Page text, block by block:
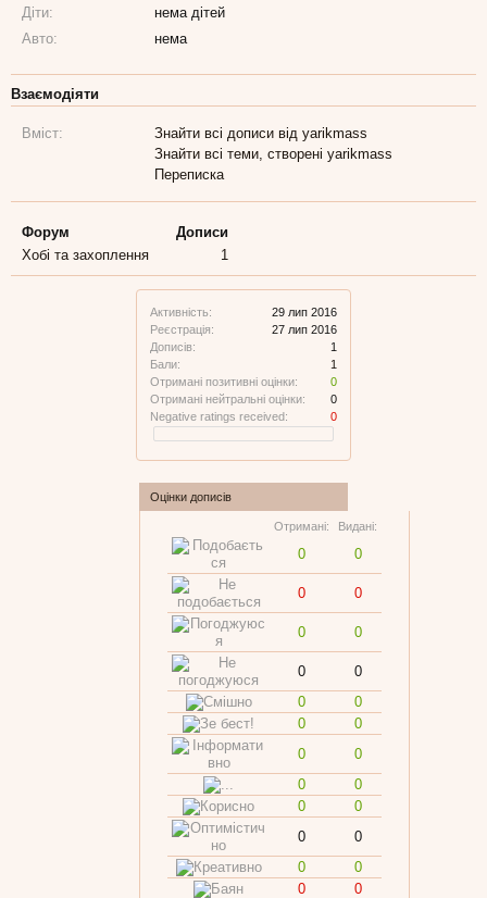
Активність:
29 лип 2016
Реєстрація:
27 лип 2016
Дописів:
1
Бали:
1
Отримані позитивні оцінки:
0
Отримані нейтральні оцінки:
0
Negative ratings received:
0
Оцінки дописів
Отримані: Видані:
0 0
0 0
0 0
0
0
0
0
0
0
0
0
0
0
0
0
0
0
0
0
0
0
Діти:
нема дітей
Авто:
нема
Взаємодіяти
Вміст:
Знайти всі дописи від yarikmass
Знайти всі теми, створені yarikmass
Переписка
Форум
Дописи
Хобі та захоплення
1